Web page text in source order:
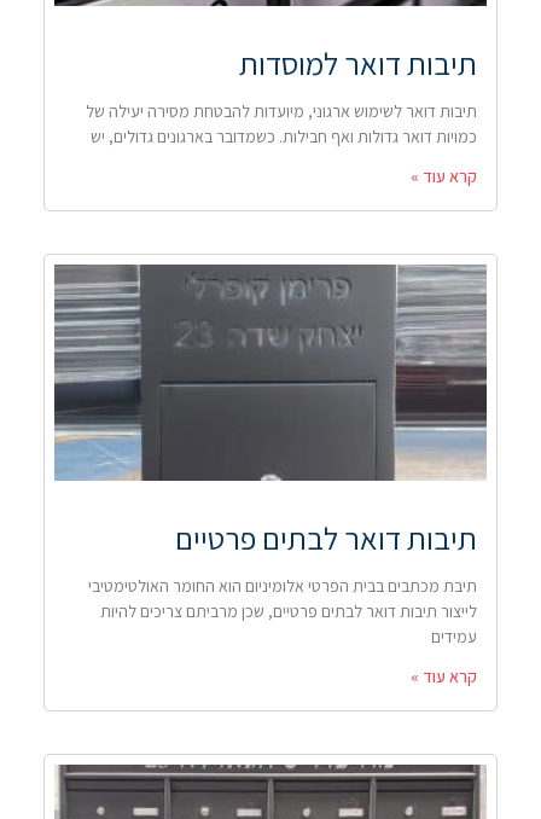
תיבות דואר למוסדות
תיבות דואר לשימוש ארגוני, מיועדות להבטחת מסירה יעילה של
כמויות דואר גדולות ואף חבילות. כשמדובר בארגונים גדולים, יש
קרא עוד »
תיבות דואר לבתים פרטיים
תיבת מכתבים בבית הפרטי אלומיניום הוא החומר האולטימטיבי
לייצור תיבות דואר לבתים פרטיים, שכן מרביתם צריכים להיות
עמידים
קרא עוד »